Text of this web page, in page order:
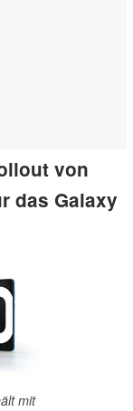
von
das Galaxy
mit